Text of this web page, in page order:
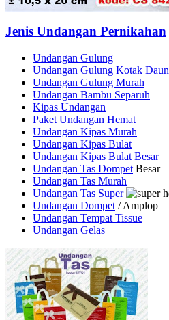
Jenis Undangan Pernikahan
Undangan Gulung
Undangan Gulung Kotak Daun
Undangan Gulung Murah
Undangan Bambu Separuh
Kipas Undangan
Paket Undangan Hemat
Undangan Kipas Murah
Undangan Kipas Bulat
Undangan Kipas Bulat Besar
Undangan Tas Dompet Besar
Undangan Tas Murah
Undangan Tas Super
Undangan Dompet / Amplop
Undangan Tempat Tissue
Undangan Gelas